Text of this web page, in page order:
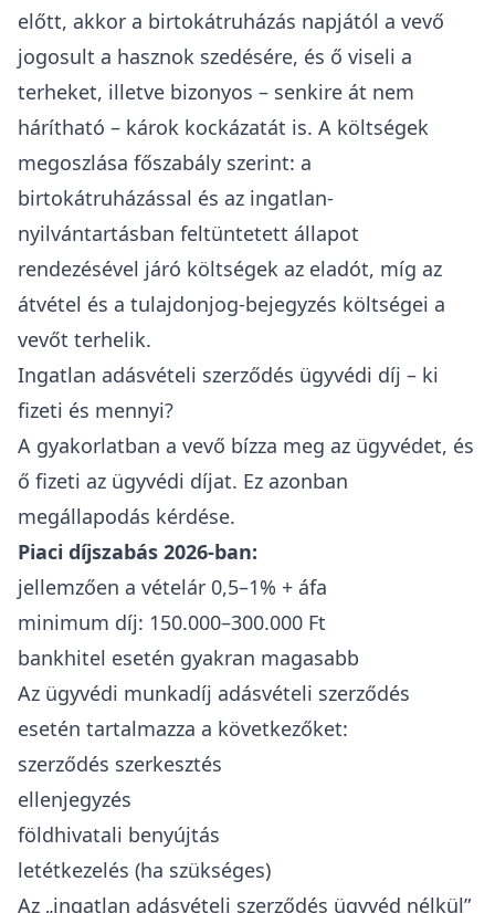
előtt, akkor a birtokátruházás napjától a vevő
jogosult a hasznok szedésére, és ő viseli a
terheket, illetve bizonyos – senkire át nem
hárítható – károk kockázatát is. A költségek
megoszlása főszabály szerint: a
birtokátruházással és az ingatlan-
nyilvántartásban feltüntetett állapot
rendezésével járó költségek az eladót, míg az
átvétel és a tulajdonjog-bejegyzés költségei a
vevőt terhelik.
Ingatlan adásvételi szerződés ügyvédi díj – ki
fizeti és mennyi?
A gyakorlatban a vevő bízza meg az ügyvédet, és
ő fizeti az ügyvédi díjat. Ez azonban
megállapodás kérdése.
Piaci díjszabás 2026-ban:
jellemzően a vételár 0,5–1% + áfa
minimum díj: 150.000–300.000 Ft
bankhitel esetén gyakran magasabb
Az ügyvédi munkadíj adásvételi szerződés
esetén tartalmazza a következőket:
szerződés szerkesztés
ellenjegyzés
földhivatali benyújtás
letétkezelés (ha szükséges)
Az „ingatlan adásvételi szerződés ügyvéd nélkül”